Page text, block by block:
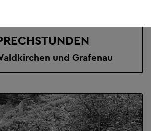
und Grafenau